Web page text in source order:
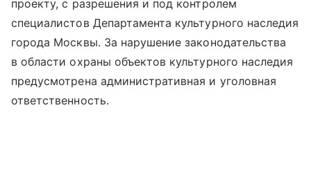
проекту, с разрешения и под контролем
специалистов Департамента культурного наследия
города Москвы. За нарушение законодательства
в области охраны объектов культурного наследия
предусмотрена административная и уголовная
ответственность.